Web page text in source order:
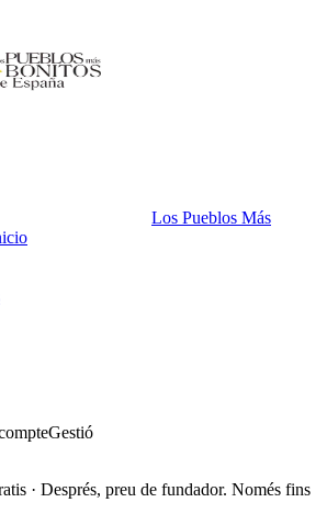
Los Pueblos Más
Gestió
· Després, preu de fundador. Només fins